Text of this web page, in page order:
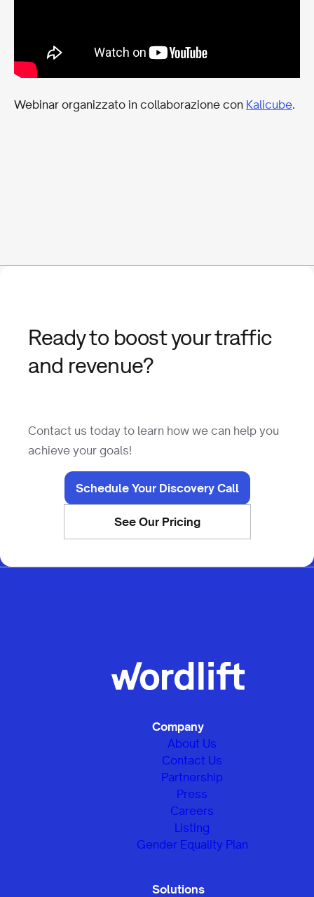
Webinar organizzato in collaborazione con Kalicube.
Ready to boost your traffic
and revenue?
Contact us today to learn how we can help you
achieve your goals!
Schedule Your Discovery Call
See Our Pricing
Company
About Us
Contact Us
Partnership
Press
Careers
Listing
Gender Equality Plan
Solutions